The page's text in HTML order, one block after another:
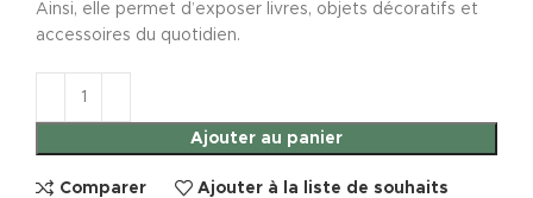
Ainsi, elle permet d’exposer livres, objets décoratifs et
accessoires du quotidien.
Ajouter au panier
Comparer Ajouter à la liste de souhaits